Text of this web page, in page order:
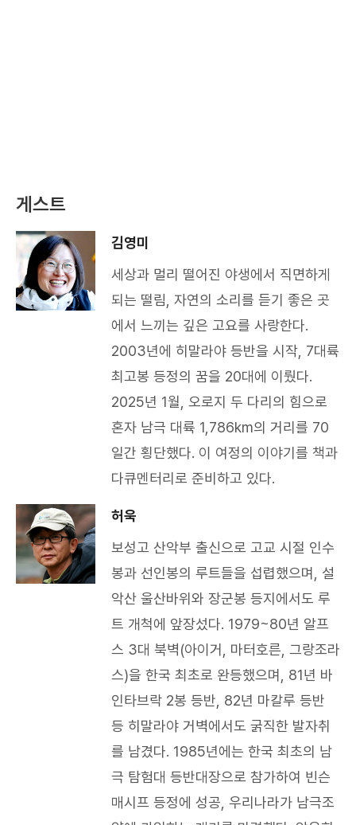
게스트
김영미
세상과 멀리 떨어진 야생에서 직면하게
되는 떨림, 자연의 소리를 듣기 좋은 곳
에서 느끼는 깊은 고요를 사랑한다.
2003년에 히말라야 등반을 시작, 7대륙
최고봉 등정의 꿈을 20대에 이뤘다.
2025년 1월, 오로지 두 다리의 힘으로
혼자 남극 대륙 1,786km의 거리를 70
일간 횡단했다. 이 여정의 이야기를 책과
다큐멘터리로 준비하고 있다.​
허욱
보성고 산악부 출신으로 고교 시절 인수
봉과 선인봉의 루트들을 섭렵했으며, 설
악산 울산바위와 장군봉 등지에서도 루
트 개척에 앞장섰다. 1979~80년 알프
스 3대 북벽(아이거, 마터호른, 그랑조라
스)을 한국 최초로 완등했으며, 81년 바
인타브락 2봉 등반, 82년 마칼루 등반
등 히말라야 거벽에서도 굵직한 발자취
를 남겼다. 1985년에는 한국 최초의 남
극 탐험대 등반대장으로 참가하여 빈슨
매시프 등정에 성공, 우리나라가 남극조